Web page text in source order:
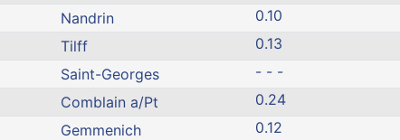
Nandrin
0.10
Tilff
0.13
Saint-Georges
- - -
Comblain a/Pt
0.24
Gemmenich
0.12